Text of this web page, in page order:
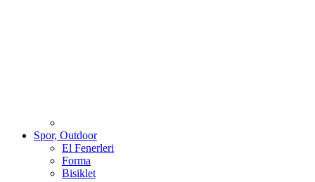
Spor, Outdoor
El Fenerleri
Forma
Bisiklet